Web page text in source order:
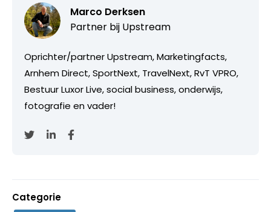
Marco Derksen
Partner bij Upstream
Oprichter/partner Upstream, Marketingfacts,
Arnhem Direct, SportNext, TravelNext, RvT VPRO,
Bestuur Luxor Live, social business, onderwijs,
fotografie en vader!
Categorie